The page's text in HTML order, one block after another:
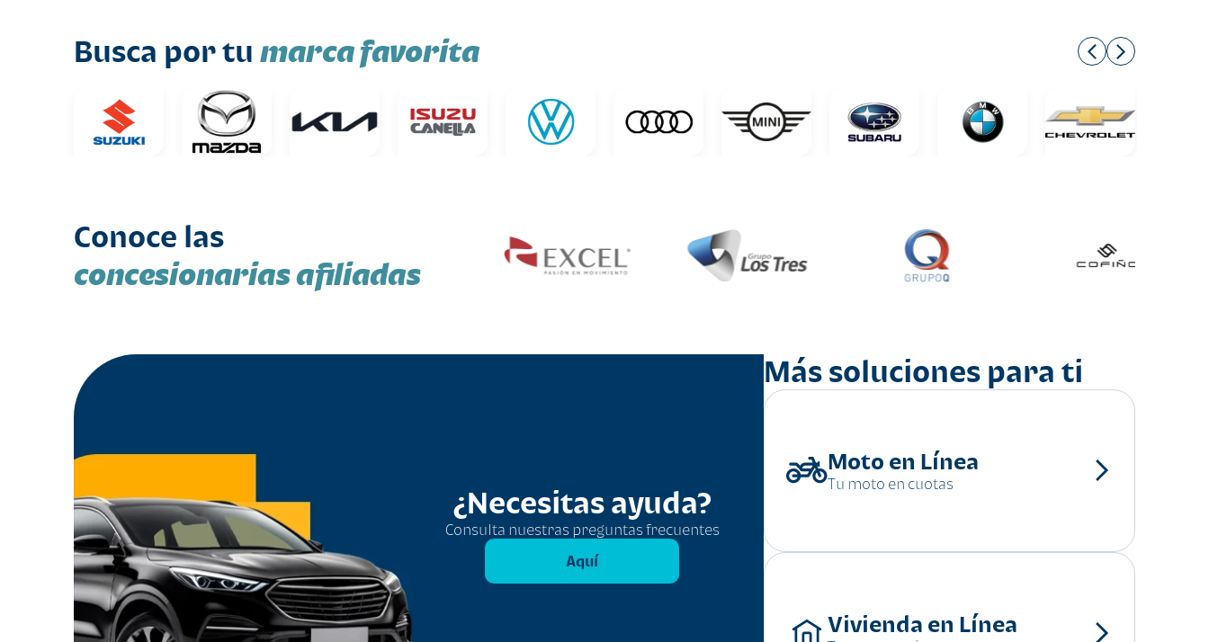
Busca por tu marca favorita
Conoce las
concesionarias afiliadas
¿Necesitas ayuda?
Consulta nuestras preguntas frecuentes
Aquí
Más soluciones para ti
Moto en Línea
Tu moto en cuotas
Vivienda en Línea